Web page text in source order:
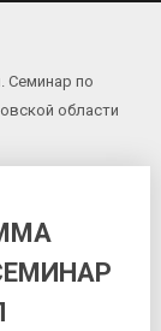
Семинар по
области